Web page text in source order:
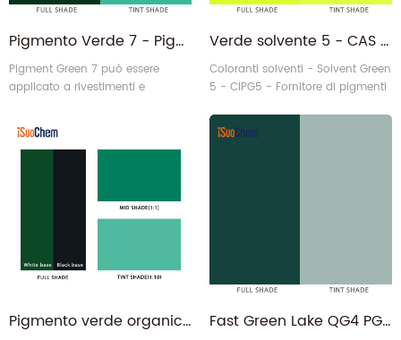
Pigmento Verde 7 - Pigmento organico Verde Ftalocianina G PG7
Pigment Green 7 può essere
applicato a rivestimenti e
Verde solvente 5 - CAS 79869-59-3 Pigmento fluorescente verde PG5 Produttore
Coloranti solventi - Solvent Green
5 - CIPG5 - Fornitore di pigmenti
Pigmento verde organico BG7-G di tipo universale 7 Produttore di inchiostri per rivestimenti Fast Green Lake QG4 PG4 Pigmento Verde 4 per Inchiostri